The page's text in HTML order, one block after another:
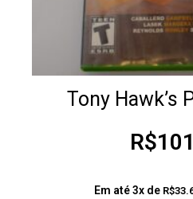
Tony Hawk’s
R$
Em até 3x de R$